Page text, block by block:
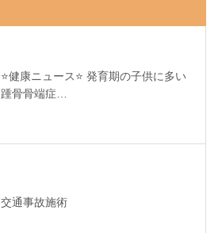
⭐️健康ニュース⭐️ 発育期の子供に多い
踵骨骨端症…
交通事故施術